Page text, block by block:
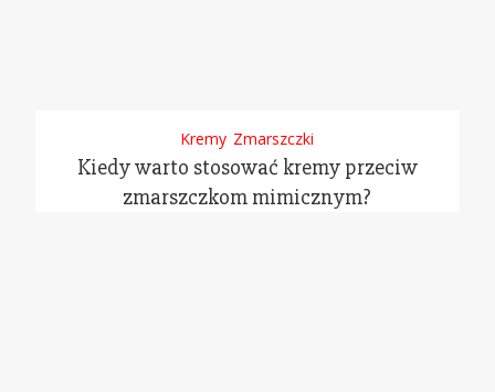
Kremy Zmarszczki
Kiedy warto stosować kremy przeciw
zmarszczkom mimicznym?